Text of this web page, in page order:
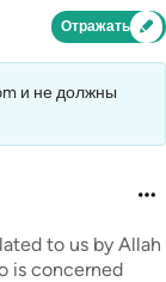
Отражать
и не должны
to us by Allah
is concerned